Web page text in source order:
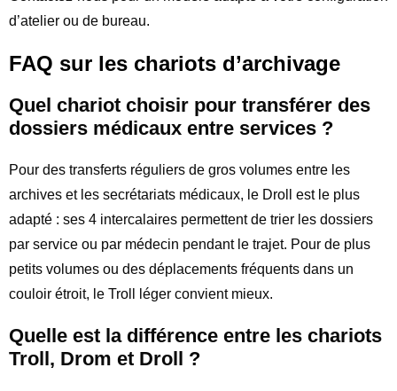
d’atelier ou de bureau.
FAQ sur les chariots d’archivage
Quel chariot choisir pour transférer des
dossiers médicaux entre services ?
Pour des transferts réguliers de gros volumes entre les
archives et les secrétariats médicaux, le Droll est le plus
adapté : ses 4 intercalaires permettent de trier les dossiers
par service ou par médecin pendant le trajet. Pour de plus
petits volumes ou des déplacements fréquents dans un
couloir étroit, le Troll léger convient mieux.
Quelle est la différence entre les chariots
Troll, Drom et Droll ?